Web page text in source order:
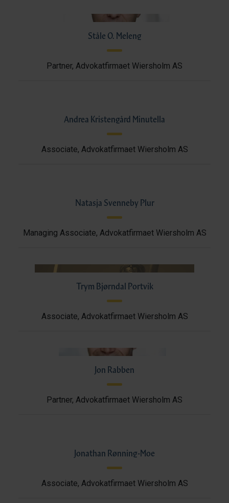
Ståle O. Meleng
Partner, Advokatfirmaet Wiersholm AS
Andrea Kristengård Minutella
Associate, Advokatfirmaet Wiersholm AS
Natasja Svenneby Plur
Managing Associate, Advokatfirmaet Wiersholm AS
Trym Bjørndal Portvik
Associate, Advokatfirmaet Wiersholm AS
Jon Rabben
Partner, Advokatfirmaet Wiersholm AS
Jonathan Rønning-Moe
Associate, Advokatfirmaet Wiersholm AS